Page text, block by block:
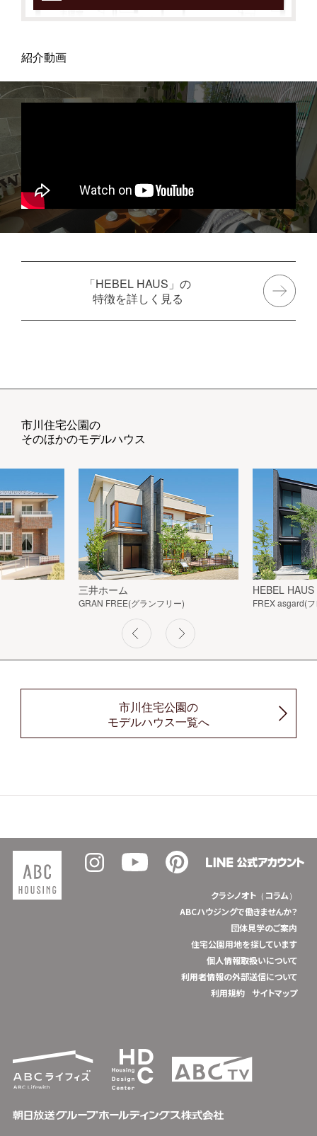
紹介動画
「HEBEL HAUS」の
特徴を詳しく見る
市川住宅公園の
そのほかのモデルハウス
三井ホーム
GRAN FREE(グランフリー)
HEBEL HAUS
FREX asgard(
市川住宅公園の
モデルハウス一覧へ
クラシノオト（コラム）
ABCハウジングで働きませんか？
団体見学のご案内
住宅公園用地を探しています
個人情報取扱いについて
利用者情報の外部送信について
利用規約
サイトマップ